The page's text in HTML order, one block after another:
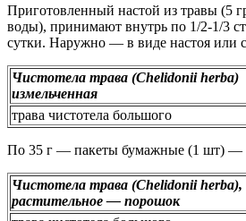
Приготовленный настой из травы (5
воды), принимают внутрь по 1/2-1/3
сутки. Наружно — в виде настоя или
Чистотела трава (Chelidonii herba)
измельченная
трава чистотела большого
По 35 г — пакеты бумажные (1 шт) —
Чистотела трава (Chelidonii herba),
растительное — порошок